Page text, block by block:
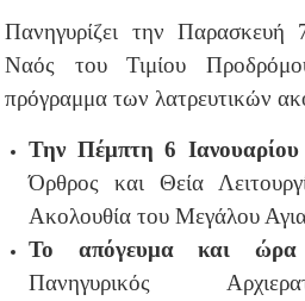
Πανηγυρίζει την
Ναός του Τιμίου
πρόγραμμα των λατρευτικών
Την Πέμπτη 6
Όρθρος και Θεία
Ακολουθία του Μεγάλου
Το απόγευμα και
Πανηγυρικός